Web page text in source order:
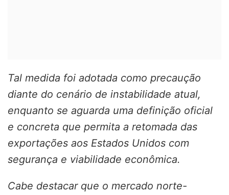
Tal medida foi adotada como precaução
diante do cenário de instabilidade atual,
enquanto se aguarda uma definição oficial
e concreta que permita a retomada das
exportações aos Estados Unidos com
segurança e viabilidade econômica.
Cabe destacar que o mercado norte-